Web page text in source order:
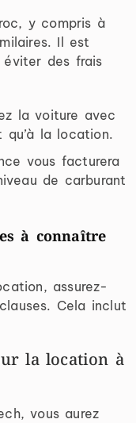
y compris à
Il est
des frais
la voiture avec
qu’à la location.
vous facturera
de carburant
à connaître
assurez-
Cela inclut
la location à
vous aurez